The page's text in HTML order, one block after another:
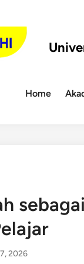
Home
2026